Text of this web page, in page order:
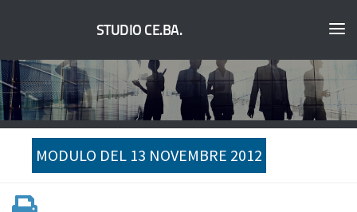
STUDIO CE.BA.
MODULO DEL 13 NOVEMBRE 2012